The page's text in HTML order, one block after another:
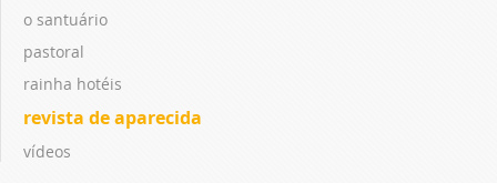
o santuário
pastoral
rainha hotéis
revista de aparecida
vídeos